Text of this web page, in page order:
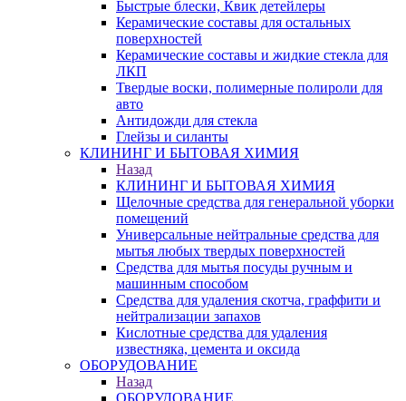
Быстрые блески, Квик детейлеры
Керамические составы для остальных
поверхностей
Керамические составы и жидкие стекла для
ЛКП
Твердые воски, полимерные полироли для
авто
Антидожди для стекла
Глейзы и силанты
КЛИНИНГ И БЫТОВАЯ ХИМИЯ
Назад
КЛИНИНГ И БЫТОВАЯ ХИМИЯ
Щелочные средства для генеральной уборки
помещений
Универсальные нейтральные средства для
мытья любых твердых поверхностей
Средства для мытья посуды ручным и
машинным способом
Средства для удаления скотча, граффити и
нейтрализации запахов
Кислотные средства для удаления
известняка, цемента и оксида
ОБОРУДОВАНИЕ
Назад
ОБОРУДОВАНИЕ